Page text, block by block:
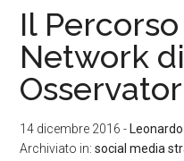
Il
Network di
14 dicembre 2016 -
Archiviato in:social media